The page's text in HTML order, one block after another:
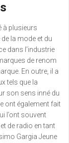
à plusieurs
la mode et du
dans l’industrie
de renom
En outre, il a
tels que la
son sens inné du
ont également fait
l’ont souvent
de radio en tant
Gargia Jeune